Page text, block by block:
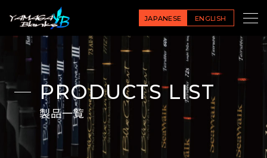
JAPANESE ENGLISH
PRODUCTS LIST
製品一覧